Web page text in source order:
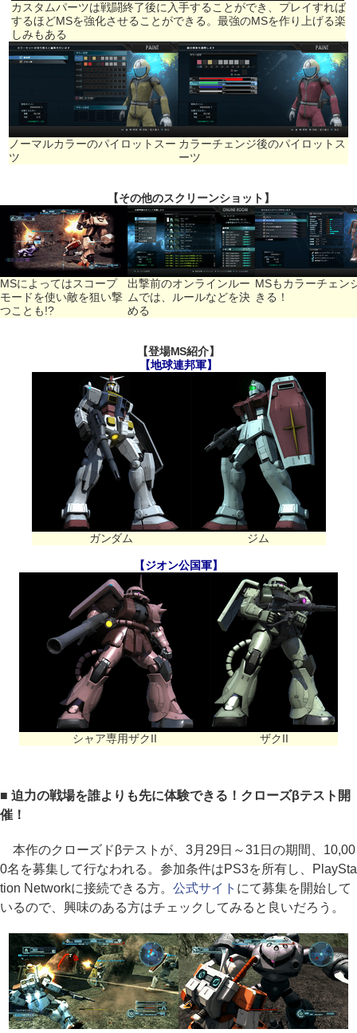
カスタムパーツは戦闘終了後に入手することができ、プレイすれば
するほどMSを強化させることができる。最強のMSを作り上げる楽
しみもある
ノーマルカラーのパイロットスー
ツ
カラーチェンジ後のパイロットス
ーツ
【その他のスクリーンショット】
MSによってはスコープ
モードを使い敵を狙い撃
つことも!?
出撃前のオンラインルー
ムでは、ルールなどを決
める
MSもカラーチェン
きる！
【登場MS紹介】
【地球連邦軍】
ガンダム ジム
【ジオン公国軍】
シャア専用ザクII ザクII
■ 迫力の戦場を誰よりも先に体験できる！クローズβテスト開
催！
本作のクローズドβテストが、3月29日～31日の期間、10,00
0名を募集して行なわれる。参加条件はPS3を所有し、PlaySta
tion Networkに接続できる方。 公式サイト にて募集を開始して
いるので、興味のある方はチェックしてみると良いだろう。